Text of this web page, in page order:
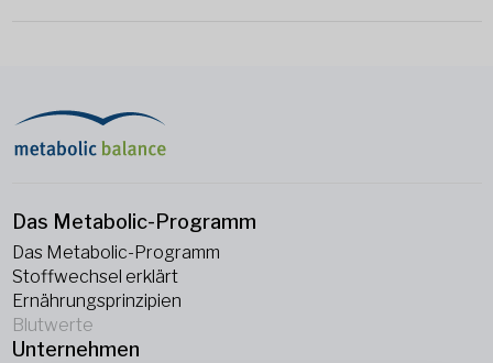
Das Metabolic-Programm
Das Metabolic-Programm
Stoffwechsel erklärt
Ernährungsprinzipien
Blutwerte
Unternehmen